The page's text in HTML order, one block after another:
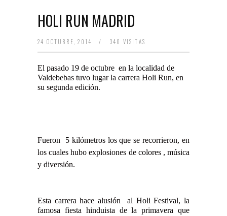
HOLI RUN MADRID
24 OCTUBRE, 2014 / 340 VISITAS
El pasado 19 de octubre en la localidad de
Valdebebas tuvo lugar la carrera Holi Run, en
su segunda edición.
Fueron 5 kilómetros los que se recorrieron, en
los cuales hubo explosiones de colores , música
y diversión.
Esta carrera hace alusión al Holi Festival, la
famosa fiesta hinduista de la primavera que